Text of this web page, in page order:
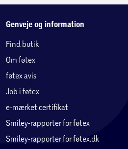
Genveje og information
Find butik
Om føtex
føtex avis
Job i føtex
e-mærket certifikat
Smiley-rapporter for føtex
Smiley-rapporter for føtex.dk